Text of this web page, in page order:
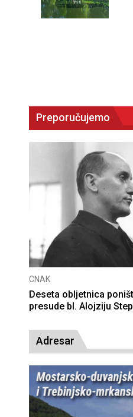
Preporučujemo
CNAK
Deseta obljetnica
presude bl. Alojziju
Adresar